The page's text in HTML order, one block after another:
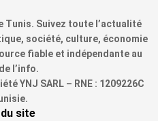
Suivez toute l’actualité
société, culture, économie
fiable et indépendante au
l’info.
YNJ SARL – RNE : 1209226C
du site